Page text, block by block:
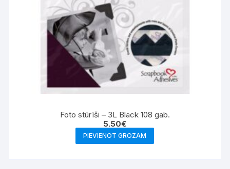
Foto stūrīši – 3L Black 108 gab.
5.50€
PIEVIENOT GROZAM